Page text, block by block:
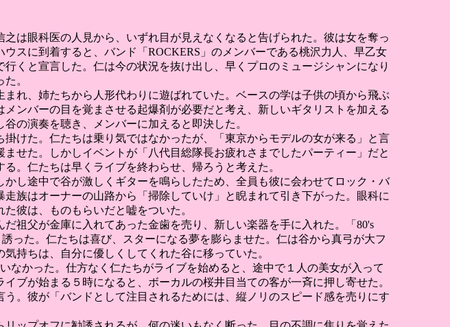
は眼科医の人見から、いずれ目が見えなくなると告げられた。彼は女を奪っ
スに到着すると、バンド「ROCKERS」のメンバーである桃沢力人、早乙女
くと宣言した。仁は今の状況を抜け出し、早くプロのミュージシャンになり
。
れ、姉たちから人形代わりに遊ばれていた。ベースの学は子供の頃から飛ぶ
ンバーの目を覚まさせる起爆剤が必要だと考え、新しいギタリストを加える
の演奏を聴き、メンバーに加えると即決した。
けた。仁たちは乗り気ではなかったが、「東京からモデルの女が来る」と言
せた。しかしイベントが「八代目総隊長お疲れさまでしたパーティー」だと
。仁たちは早くライブを終わらせ、帰ろうと考えた。
し途中で谷が激しくギターを鳴らしたため、全員も彼に会わせてロック・バ
族はオーナーの山路から「掃除していけ」と睨まれて引き下がった。眼科に
彼は、ものもらいだと嘘をついた。
祖父が金庫に入れてあった金歯を売り、新しい楽器を手に入れた。「80's
った。仁たちは喜び、スターになる夢を膨らませた。仁は谷から真弓が大フ
持ちは、自分に優しくしてくれた谷に移っていた。
なかった。仕方なく仁たちがライブを始めると、途中で１人の美女が入って
ブが始まる５時になると、ボーカルの桜井目当ての客が一斉に押し寄せた。
。彼が「バンドとして注目されるためには、縦ノリのスピード感を売りにす